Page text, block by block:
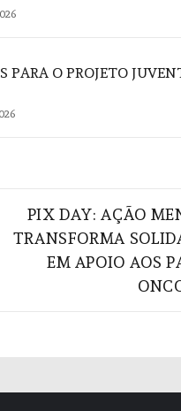
PARA O PROJETO
PIX DAY: AÇÃO
TRANSFORMA
EM APOIO AOS